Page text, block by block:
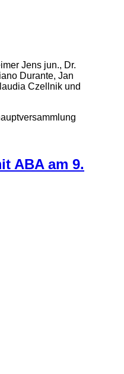
Jens jun., Dr.
Durante, Jan
Czellnik und
ABA am 9.